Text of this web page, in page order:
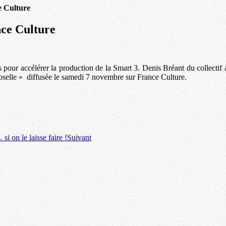
Culture
Culture
accélérer la production de la Smart 3. Denis Bréant du
» diffusée le samedi 7 novembre sur France Culture.
si on le laisse faire !Suivant